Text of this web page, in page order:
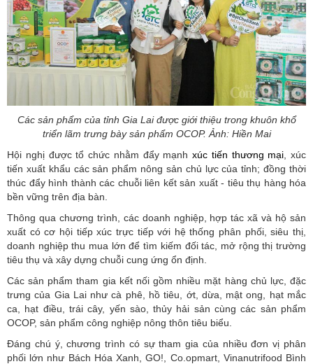
Các sản phẩm của tỉnh Gia Lai được giới thiệu trong khuôn khổ
triển lãm trưng bày sản phẩm OCOP. Ảnh: Hiền Mai
Hội nghị được tổ chức nhằm đẩy mạnh xúc tiến thương mại , xúc
tiến xuất khẩu các sản phẩm nông sản chủ lực của tỉnh; đồng thời
thúc đẩy hình thành các chuỗi liên kết sản xuất - tiêu thụ hàng hóa
bền vững trên địa bàn.
Thông qua chương trình, các doanh nghiệp, hợp tác xã và hộ sản
xuất có cơ hội tiếp xúc trực tiếp với hệ thống phân phối, siêu thị,
doanh nghiệp thu mua lớn để tìm kiếm đối tác, mở rộng thị trường
tiêu thụ và xây dựng chuỗi cung ứng ổn định.
Các sản phẩm tham gia kết nối gồm nhiều mặt hàng chủ lực, đặc
trưng của Gia Lai như cà phê, hồ tiêu, ớt, dừa, mật ong, hạt mắc
ca, hạt điều, trái cây, yến sào, thủy hải sản cùng các sản phẩm
OCOP, sản phẩm công nghiệp nông thôn tiêu biểu.
Đáng chú ý, chương trình có sự tham gia của nhiều đơn vị phân
phối lớn như Bách Hóa Xanh, GO!, Co.opmart, Vinanutrifood Bình